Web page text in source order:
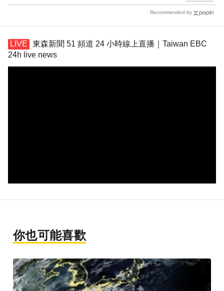
Recommended by
東森新聞 51 頻道 24 小時線上直播｜Taiwan EBC
24h live news
你也可能喜歡